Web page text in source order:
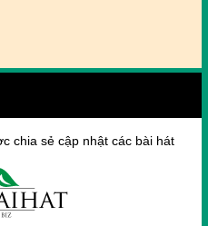
chia sẻ cập nhật các bài hát